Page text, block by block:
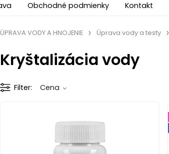
Obchodné podmienky Kontakt
ÚPRAVA VODY A HNOJENIE Úprava vody a testy
Kryštalizácia vody
Filter Cena